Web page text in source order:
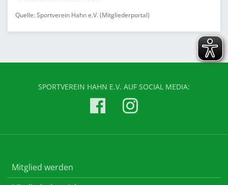
Quelle: Sportverein Hahn e.V. (Mitgliederportal)
SPORTVEREIN HAHN E.V. AUF SOCIAL MEDIA:
Mitglied werden